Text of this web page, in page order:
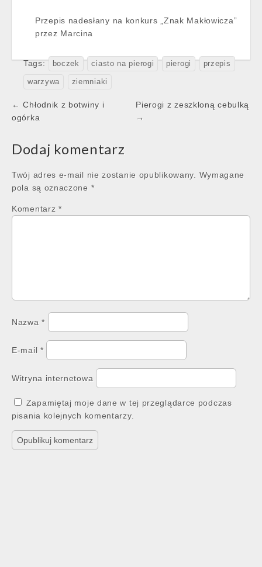
Przepis nadesłany na konkurs „Znak Makłowicza”
przez Marcina
Tags: boczek ciasto na pierogi pierogi przepis
warzywa ziemniaki
Post
navigation
← Chłodnik z botwiny i
ogórka
Pierogi z zeszkloną cebulką
→
Dodaj komentarz
Twój adres e-mail nie zostanie opublikowany.
Wymagane
pola są oznaczone *
Komentarz *
Nazwa*
E-mail *
Witryna internetowa
Zapamiętaj moje dane w tej przeglądarce podczas
pisania kolejnych komentarzy.